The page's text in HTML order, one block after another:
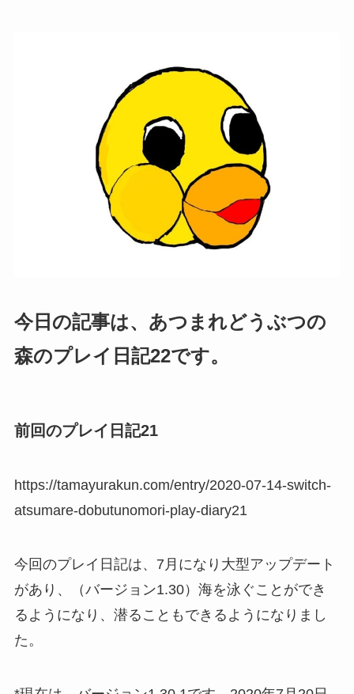
今日の記事は、あつまれどうぶつの
森のプレイ日記22です。
前回のプレイ日記21
https://tamayurakun.com/entry/2020-07-14-switch-
atsumare-dobutunomori-play-diary21
今回のプレイ日記は、7月になり大型アップデート
があり、（バージョン1.30）海を泳ぐことができ
るようになり、潜ることもできるようになりまし
た。